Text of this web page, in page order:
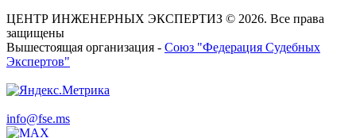
ЦЕНТР ИНЖЕНЕРНЫХ ЭКСПЕРТИЗ © 2026. Все права
защищены
Вышестоящая организация - Союз "Федерация Судебных
Экспертов"
info@fse.ms